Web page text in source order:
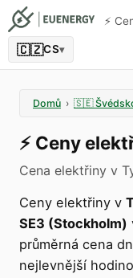
⚡️
🇨🇿CS▾
Domů › 🇸🇪
⚡️ Ceny
Cena elektřiny v
Ceny elektřiny v
SE3 (Stockholm)
průměrná cena
nejlevnější